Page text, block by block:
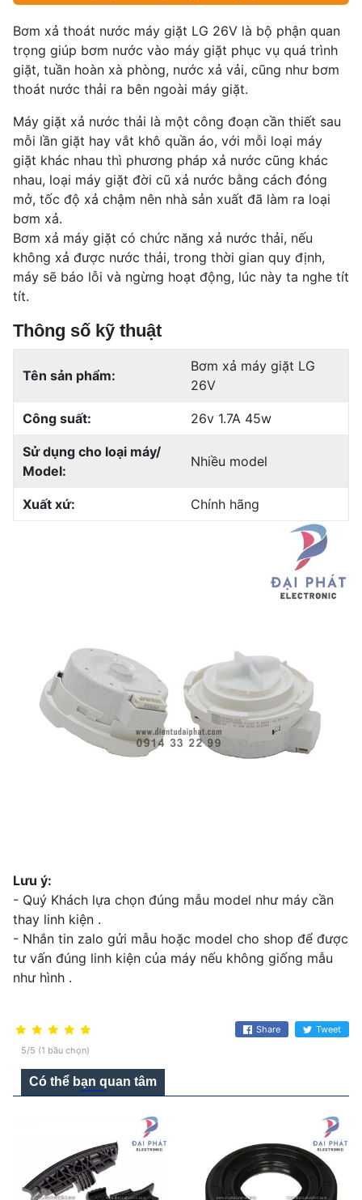
Bơm xả thoát nước máy giặt LG 26V là bộ phận quan
trọng giúp bơm nước vào máy giặt phục vụ quá trình
giặt, tuần hoàn xà phòng, nước xả vải, cũng như bơm
thoát nước thải ra bên ngoài máy giặt.
Máy giặt xả nước thải là một công đoạn cần thiết sau
mỗi lần giặt hay vắt khô quần áo, với mỗi loại máy
giặt khác nhau thì phương pháp xả nước cũng khác
nhau, loại máy giặt đời cũ xả nước bằng cách đóng
mở, tốc độ xả chậm nên nhà sản xuất đã làm ra loại
bơm xả.
Bơm xả máy giặt có chức năng xả nước thải, nếu
không xả được nước thải, trong thời gian quy định,
máy sẽ báo lỗi và ngừng hoạt động, lúc này ta nghe tít
tít.
Thông số kỹ thuật
Tên sản phẩm:
Bơm xả máy giặt LG
26V
Công suất: 26v 1.7A 45w
Sử dụng cho loại máy/
Model:
Nhiều model
Xuất xứ: Chính hãng
Lưu ý:
- Quý Khách lựa chọn đúng mẫu model như máy cần
thay linh kiện .
- Nhắn tin zalo gửi mẫu hoặc model cho shop để được
tư vấn đúng linh kiện của máy nếu không giống mẫu
như hình .
5/5 (1 bầu chọn)
Share Tweet
Có thể bạn quan tâm